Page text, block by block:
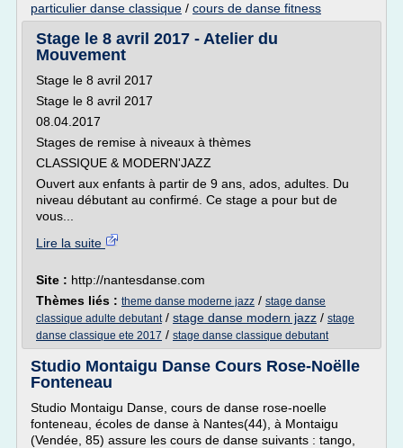
particulier danse classique / cours de danse fitness
Stage le 8 avril 2017 - Atelier du
Mouvement
Stage le 8 avril 2017
Stage le 8 avril 2017
08.04.2017
Stages de remise à niveaux à thèmes
CLASSIQUE & MODERN'JAZZ
Ouvert aux enfants à partir de 9 ans, ados, adultes. Du
niveau débutant au confirmé. Ce stage a pour but de
vous...
Lire la suite
Site : http://nantesdanse.com
Thèmes liés : theme danse moderne jazz / stage danse
classique adulte debutant/ stage danse modern jazz / stage
danse classique ete 2017 / stage danse classique debutant
Studio Montaigu Danse Cours Rose-Noëlle
Fonteneau
Studio Montaigu Danse, cours de danse rose-noelle
fonteneau, écoles de danse à Nantes(44), à Montaigu
(Vendée, 85) assure les cours de danse suivants : tango,